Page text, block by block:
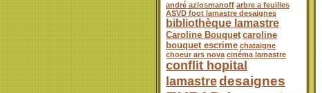
andré aziosmanoff arbre a feuilles
ASVD foot lamastre desaignes
bibliothèque lamastre
Caroline Bouquet caroline
bouquet escrime chataigne
choeur ars nova cinéma lamastre
conflit hopital
lamastredesaignes